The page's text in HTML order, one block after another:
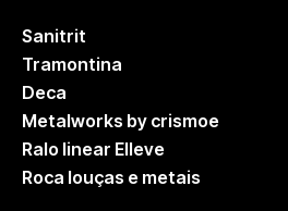
Sanitrit
Tramontina
Deca
Metalworks by crismoe
Ralo linear Elleve
Roca louças e metais